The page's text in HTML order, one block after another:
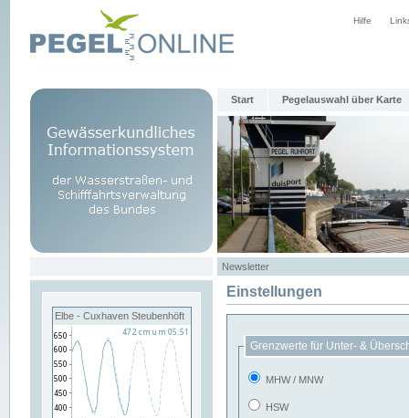
Hilfe
Start Pegelauswahl über Karte
Newsletter
Elbe - Cuxhaven Steubenhöft
Einstellungen
Grenzwerte für Unter- &
MHW / MNW
HSW